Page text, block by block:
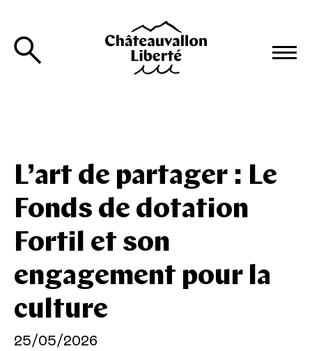
L’art de partager : Le
Fonds de dotation
Fortil et son
engagement pour la
culture
25/05/2026